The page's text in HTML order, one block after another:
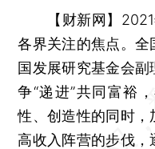
【财新网】
各界关注的焦点。全
国发展研究基金会副
争“递进”共同富裕
性、创造性的同时
高收入阵营的步伐